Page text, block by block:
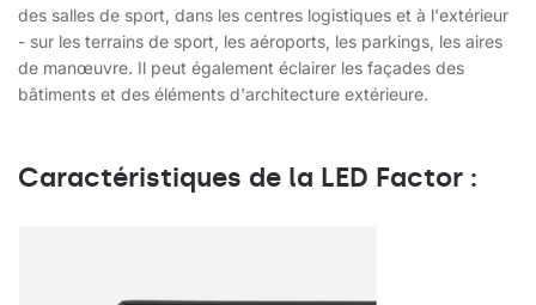
des salles de sport, dans les centres logistiques et à l'extérieur
- sur les terrains de sport, les aéroports, les parkings, les aires
de manœuvre. Il peut également éclairer les façades des
bâtiments et des éléments d'architecture extérieure.
Caractéristiques de la LED Factor :